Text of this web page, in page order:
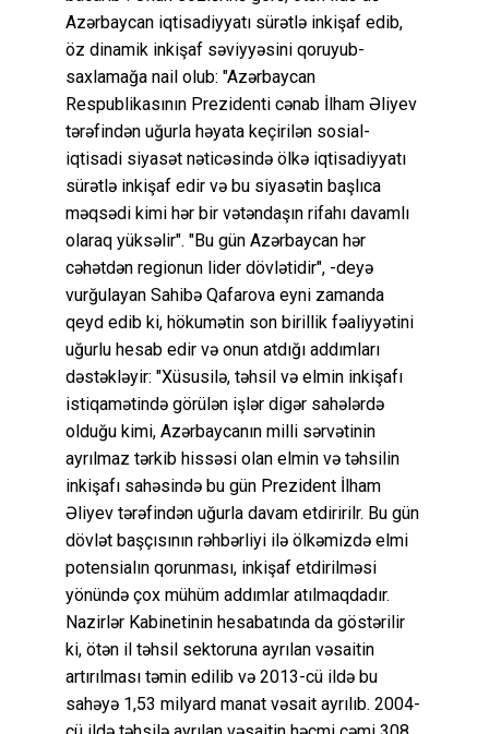
Azərbaycan iqtisadiyyatı sürətlə inkişaf edib,
öz dinamik inkişaf səviyyəsini qoruyub-
saxlamağa nail olub: "Azərbaycan
Respublikasının Prezidenti cənab İlham Əliyev
tərəfindən uğurla həyata keçirilən sosial-
iqtisadi siyasət nəticəsində ölkə iqtisadiyyatı
sürətlə inkişaf edir və bu siyasətin başlıca
məqsədi kimi hər bir vətəndaşın rifahı davamlı
olaraq yüksəlir". "Bu gün Azərbaycan hər
cəhətdən regionun lider dövlətidir", -deyə
vurğulayan Sahibə Qafarova eyni zamanda
qeyd edib ki, hökumətin son birillik fəaliyyətini
uğurlu hesab edir və onun atdığı addımları
dəstəkləyir: "Xüsusilə, təhsil və elmin inkişafı
istiqamətində görülən işlər digər sahələrdə
olduğu kimi, Azərbaycanın milli sərvətinin
ayrılmaz tərkib hissəsi olan elmin və təhsilin
inkişafı sahəsində bu gün Prezident İlham
Əliyev tərəfindən uğurla davam etdiririlr. Bu gün
dövlət başçısının rəhbərliyi ilə ölkəmizdə elmi
potensialın qorunması, inkişaf etdirilməsi
yönündə çox mühüm addımlar atılmaqdadır.
Nazirlər Kabinetinin hesabatında da göstərilir
ki, ötən il təhsil sektoruna ayrılan vəsaitin
artırılması təmin edilib və 2013-cü ildə bu
sahəyə 1,53 milyard manat vəsait ayrılıb. 2004-